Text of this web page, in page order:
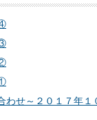
わせ～２０１７年１